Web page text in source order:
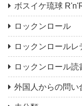
ボスイケ琉球
ロックンロール
ロックンロール
ロックンロール読
外国人からの問い